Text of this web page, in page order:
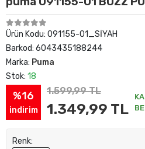
Ürün Kodu: 091155-01_SİYAH
Barkod: 6043435188244
Marka: Puma
Stok: 18
%16
indirim
1.599,99 TL
1.349,99 TL
Renk: